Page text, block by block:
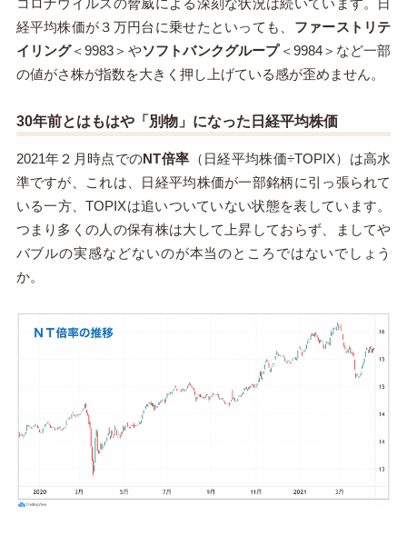
コロナウイルスの脅威による深刻な状況は続いています。日
経平均株価が３万円台に乗せたといっても、 ファーストリテ
イリング＜9983＞やソフトバンクグループ＜9984＞など一部
の値がさ株が指数を大きく押し上げている感が歪めません。
30年前とはもはや「別物」になった日経平均株価
2021年２月時点でのNT倍率 （日経平均株価÷TOPIX）は高水
準ですが、これは、日経平均株価が一部銘柄に引っ張られて
いる一方、TOPIXは追いついていない状態を表しています。
つまり多くの人の保有株は大して上昇しておらず、ましてや
バブルの実感などないのが本当のところではないでしょう
か。